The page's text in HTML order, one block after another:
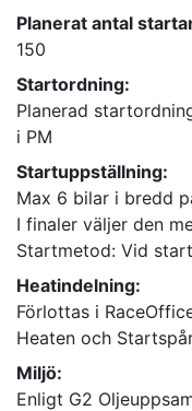
Planerat antal
150
Startordning:
Planerad
i PM
Startuppställning:
Max 6 bilar i bredd
I finaler väljer den
Startmetod: Vid
Heatindelning:
Förlottas i
Heaten och
Miljö:
Enligt G2